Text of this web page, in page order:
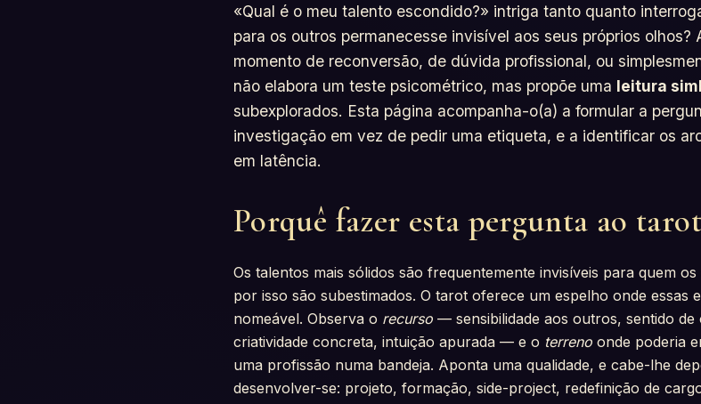
«Qual é o meu talento escondido?» intriga tanto quanto
para os outros permanecesse invisível aos seus próprios
momento de reconversão, de dúvida profissional, ou
não elabora um teste psicométrico, mas propõe uma leitura
subexplorados. Esta página acompanha-o(a) a formular a
investigação em vez de pedir uma etiqueta, e a identificar os
em latência.
Porquê fazer esta pergunta ao
Os talentos mais sólidos são frequentemente invisíveis para quem
por isso são subestimados. O tarot oferece um espelho onde essas
nomeável. Observa o recurso — sensibilidade aos outros, sentido de
criatividade concreta, intuição apurada — e o terreno onde poderia
uma profissão numa bandeja. Aponta uma qualidade, e cabe-lhe
desenvolver-se: projeto, formação, side-project, redefinição de